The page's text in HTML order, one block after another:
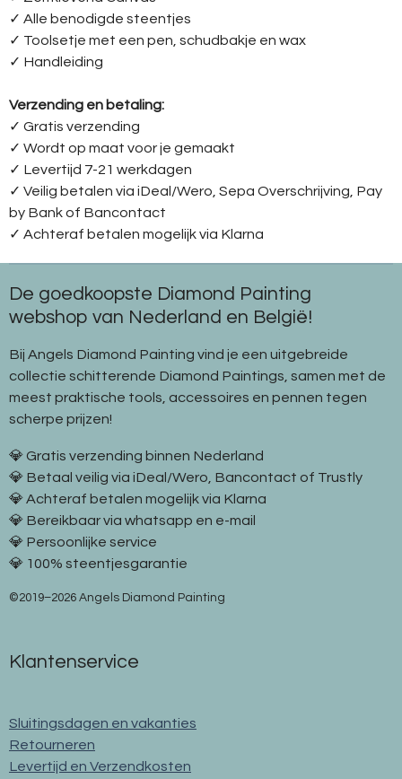
✓ Alle benodigde steentjes
✓ Toolsetje met een pen, schudbakje en wax
✓ Handleiding
Verzending en betaling:
✓ Gratis verzending
✓ Wordt op maat voor je gemaakt
✓ Levertijd 7-21 werkdagen
✓ Veilig betalen via iDeal/Wero, Sepa Overschrijving, Pay
by Bank of Bancontact
✓ Achteraf betalen mogelijk via Klarna
De goedkoopste Diamond Painting
webshop van Nederland en België!
Bij Angels Diamond Painting vind je een uitgebreide
collectie schitterende Diamond Paintings, samen met de
meest praktische tools, accessoires en pennen tegen
scherpe prijzen!
💎 Gratis verzending binnen Nederland
💎 Betaal veilig via iDeal/Wero, Bancontact of Trustly
💎 Achteraf betalen mogelijk via Klarna
💎 Bereikbaar via whatsapp en e-mail
💎 Persoonlijke service
💎 100% steentjesgarantie
©2019–2026 Angels Diamond Painting
Klantenservice
Sluitingsdagen en vakanties
Retourneren
Levertijd en Verzendkosten